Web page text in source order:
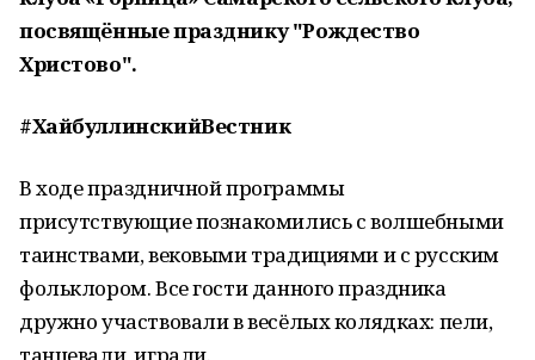
посвящённые празднику "Рождество
Христово".
#ХайбуллинскийВестник
В ходе праздничной программы
присутствующие познакомились с волшебными
таинствами, вековыми традициями и с русским
фольклором. Все гости данного праздника
дружно участвовали в весёлых колядках: пели,